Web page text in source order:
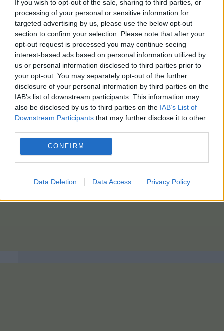
If you wish to opt-out of the sale, sharing to third parties, or
processing of your personal or sensitive information for
targeted advertising by us, please use the below opt-out
section to confirm your selection. Please note that after your
opt-out request is processed you may continue seeing
interest-based ads based on personal information utilized by
us or personal information disclosed to third parties prior to
your opt-out. You may separately opt-out of the further
disclosure of your personal information by third parties on the
IAB’s list of downstream participants. This information may
also be disclosed by us to third parties on the IAB’s List of
Downstream Participants that may further disclose it to other
CONFIRM
Data Deletion Data Access Privacy Policy